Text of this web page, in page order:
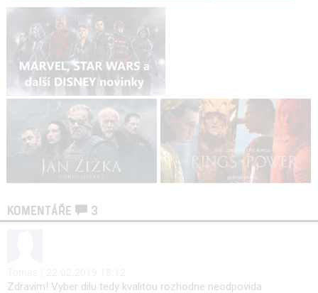
KOMENTÁŘE 3
Zdravim! Vyber dilu tedy kvalitou rozhodne neodpovida